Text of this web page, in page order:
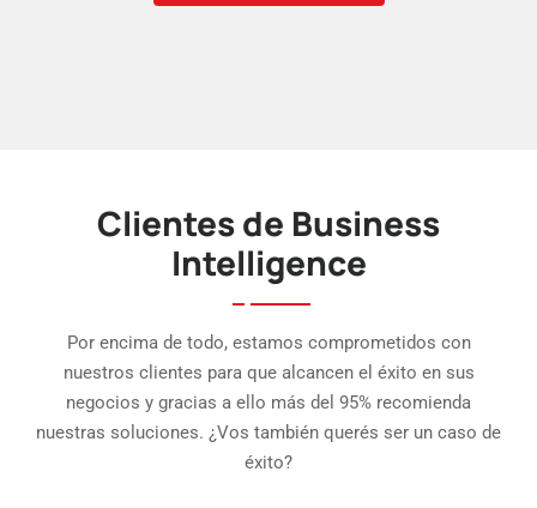
Clientes de Business
Intelligence
Por encima de todo, estamos comprometidos con
nuestros clientes para que alcancen el éxito en sus
negocios y gracias a ello más del 95% recomienda
nuestras soluciones. ¿Vos también querés ser un caso de
éxito?